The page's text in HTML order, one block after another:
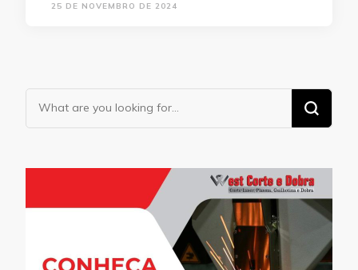
25 DE NOVEMBRO DE 2024
Looking
for